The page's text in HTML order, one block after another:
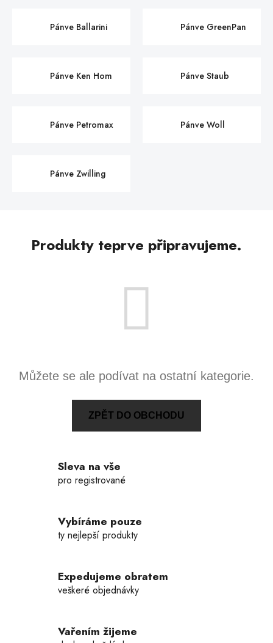
Pánve Ballarini Pánve GreenPan
Pánve Ken Hom Pánve Staub
Pánve Petromax Pánve Woll
Pánve Zwilling
Produkty teprve připravujeme.
Můžete se ale podívat na ostatní kategorie.
ZPĚT DO OBCHODU
Sleva na vše
pro registrované
Vybíráme pouze
ty nejlepší produkty
Expedujeme obratem
veškeré objednávky
Vařením žijeme